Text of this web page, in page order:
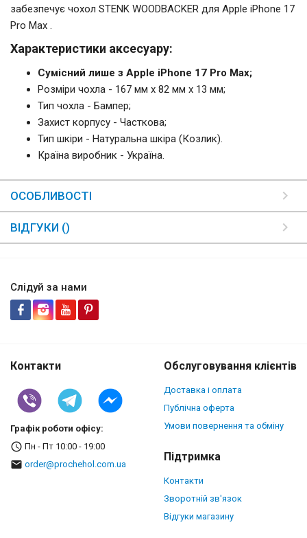
забезпечує чохол STENK WOODBACKER для Apple iPhone 17
Pro Max .
Характеристики аксесуару:
Сумісний лише з Apple iPhone 17 Pro Max;
Розміри чохла - 167 мм x 82 мм x 13 мм;
Тип чохла - Бампер;
Захист корпусу - Часткова;
Тип шкіри - Натуральна шкіра (Козлик).
Країна виробник - Україна.
ОСОБЛИВОСТІ
ВІДГУКИ ()
Слідуй за нами
Контакти
Графік роботи офісу:
Пн - Пт 10:00 - 19:00
order@prochehol.com.ua
Обслуговування клієнтів
Доставка і оплата
Публічна оферта
Умови повернення та обміну
Підтримка
Контакти
Зворотній зв'язок
Відгуки магазину